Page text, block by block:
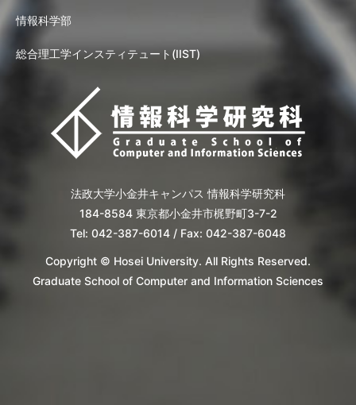
情報科学部
総合理工学インスティテュート(IIST)
法政大学小金井キャンパス 情報科学研究科
184-8584 東京都小金井市梶野町3-7-2
Tel: 042-387-6014 / Fax: 042-387-6048
Copyright © Hosei University. All Rights Reserved.
Graduate School of Computer and Information Sciences